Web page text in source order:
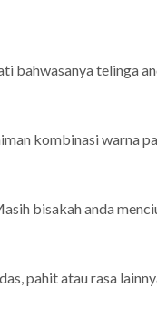
bahwasanya telinga
kombinasi warna
bisakah anda
pahit atau rasa